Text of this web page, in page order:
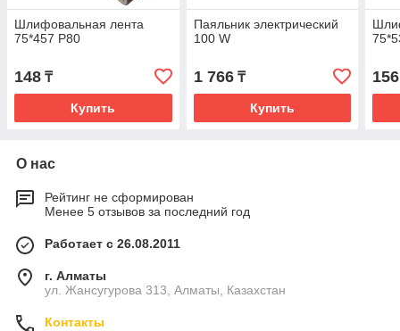
Шлифовальная лента
75*457 Р80
148 ₸
Купить
Паяльник электрический
100 W
1 766₸
Купить
156
О нас
Рейтинг не сформирован
Менее 5 отзывов за последний год
Работает с 26.08.2011
г. Алматы
ул. Жансугурова 313, Алматы, Казахстан
Контакты